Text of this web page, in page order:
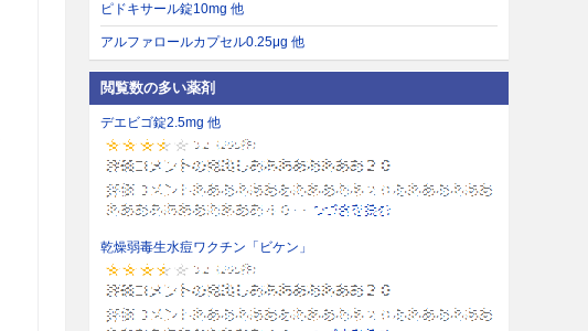
ピドキサール錠10mg 他
アルファロールカプセル0.25μg 他
閲覧数の多い薬剤
デエビゴ錠2.5mg 他
乾燥弱毒生水痘ワクチン「ビケン」